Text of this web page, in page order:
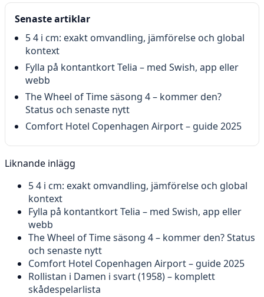
Senaste artiklar
5 4 i cm: exakt omvandling, jämförelse och global
kontext
Fylla på kontantkort Telia – med Swish, app eller
webb
The Wheel of Time säsong 4 – kommer den?
Status och senaste nytt
Comfort Hotel Copenhagen Airport – guide 2025
Liknande inlägg
5 4 i cm: exakt omvandling, jämförelse och global
kontext
Fylla på kontantkort Telia – med Swish, app eller
webb
The Wheel of Time säsong 4 – kommer den? Status
och senaste nytt
Comfort Hotel Copenhagen Airport – guide 2025
Rollistan i Damen i svart (1958) – komplett
skådespelarlista